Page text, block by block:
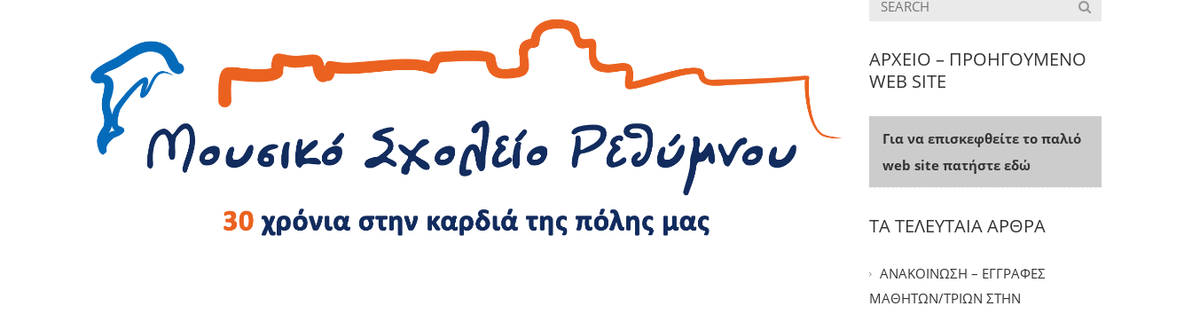
ΑΡΧΕΙΟ – ΠΡΟΗΓΟΥΜΕΝΟ
WEB SITE
Για να επισκεφθείτε το παλιό
web site πατήστε εδώ
ΤΑ ΤΕΛΕΥΤΑΙΑ ΑΡΘΡΑ
ΑΝΑΚΟΙΝΩΣΗ – ΕΓΓΡΑΦΕΣ
ΜΑΘΗΤΩΝ/ΤΡΙΩΝ ΣΤΗΝ